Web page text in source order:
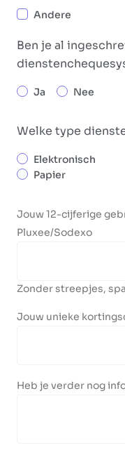
Andere
Ben je al
Ja Nee
Welke type
Elektronisch
Papier
Jouw 12-cijferige
Pluxee/Sodexo
Zonder streepjes,
Jouw unieke
Heb je verder nog